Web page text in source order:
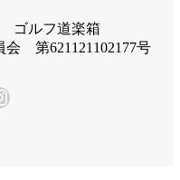
ゴルフ道楽箱
第621121102177号